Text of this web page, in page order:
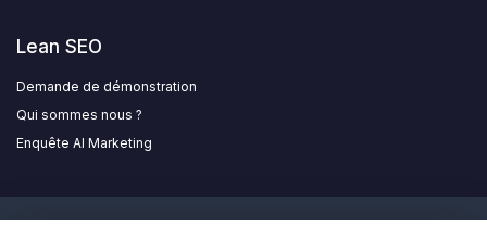
Lean SEO
Demande de démonstration
Qui sommes nous ?
Enquête AI Marketing